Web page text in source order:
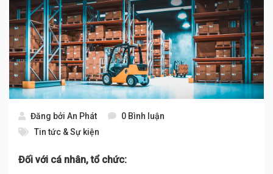
Đăng bởi An Phát
0 Bình luận
Tin tức & Sự kiện
Đối với cá nhân, tổ chức: